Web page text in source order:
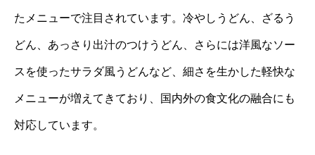
たメニューで注目されています。冷やしうどん、ざるう
どん、あっさり出汁のつけうどん、さらには洋風なソー
スを使ったサラダ風うどんなど、細さを生かした軽快な
メニューが増えてきており、国内外の食文化の融合にも
対応しています。